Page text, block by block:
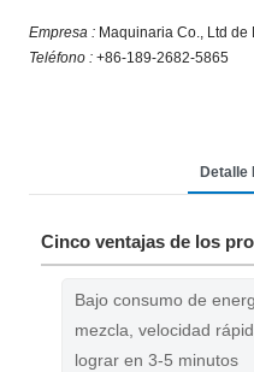
Empresa : Maquinaria Co., Ltd
Teléfono :+86-189-2682-5865
Detalle
Cinco ventajas de los
Bajo consumo de
mezcla, velocidad
lograr en 3-5 minutos